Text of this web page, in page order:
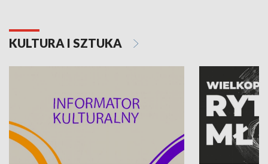
KULTURA I SZTUKA